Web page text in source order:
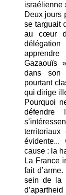
israélienne
Deux jours
se targuait
au cœur
Gazaouïs
dans son
pourtant
qui dirige
Pourquoi
défendre
évidente...
cause : la
La France
fait
sein de la